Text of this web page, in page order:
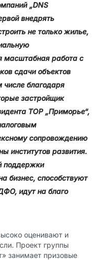
„DNS
внедрять
не только жилье,
масштабная работа с
сдачи объектов
благодаря
застройщик
ТОР „Приморье“,
сопровождению
институтов развития.
поддержки
бизнес, способствуют
идут на благо
оценивают и
Проект группы
занимает призовые